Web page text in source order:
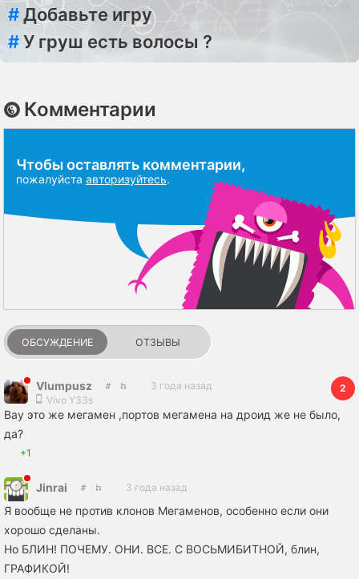
#Добавьте игру
#У груш есть волосы ?
Комментарии
Чтобы оставлять комментарии,
пожалуйста авторизуйтесь.
ОБСУЖДЕНИЕ ОТЗЫВЫ
Vlumpusz
3 года назад
Vivo Y33s
2
Вау это же мегамен ,портов мегамена на дроид же не было,
да?
+1
Jinrai 3 года назад
Я вообще не против клонов Мегаменов, особенно если они
хорошо сделаны.
Но БЛИН! ПОЧЕМУ. ОНИ. ВСЕ. С ВОСЬМИБИТНОЙ, блин,
ГРАФИКОЙ!